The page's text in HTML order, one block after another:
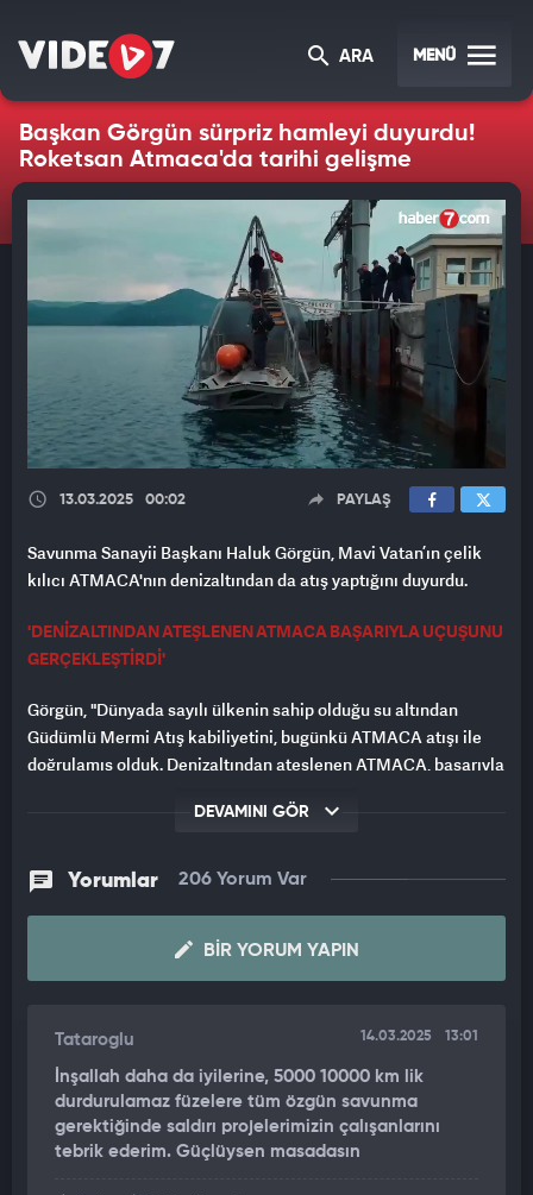
ARA MENÜ
Başkan Görgün sürpriz hamleyi duyurdu!
Roketsan Atmaca'da tarihi gelişme
13.03.2025 00:02 PAYLAŞ
Savunma Sanayii Başkanı Haluk Görgün, Mavi Vatan’ın çelik
kılıcı ATMACA'nın denizaltından da atış yaptığını duyurdu.
'DENİZALTINDAN ATEŞLENEN ATMACA BAŞARIYLA UÇUŞUNU
GERÇEKLEŞTİRDİ'
Görgün, "Dünyada sayılı ülkenin sahip olduğu su altından
Güdümlü Mermi Atış kabiliyetini, bugünkü ATMACA atışı ile
doğrulamış olduk. Denizaltından ateşlenen ATMACA, başarıyla
Ercüment Tatlıoğlu olmak üzere, Deniz Kuvvetleri Komutanlığı
personeline, Roketsan'a, başkanlık personeline,
mühendislerine, teknisyenlerine ve tüm alt yüklenicilerine
bağımsız yarınlar için ilerliyor." dedi.
'DENİZLERİN ALTINI ÜSTÜNE GETİRİYORUZ'
Roketsan da "Denizlerin altını üstüne getiriyoruz" diyerek
ATMACA'ya ilişkin bir paylaşım yaptı:
DEVAMINI GÖR
Yorumlar 206 Yorum Var
BIR YORUM YAPIN
Tataroglu 14.03.2025 13:01
İnşallah daha da iyilerine, 5000 10000 km lik
durdurulamaz füzelere tüm özgün savunma
gerektiğinde saldırı projelerimizin çalışanlarını
tebrik ederim. Güçlüysen masadasın